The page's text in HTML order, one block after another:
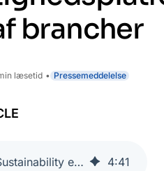
brancher
læsetid Pressemeddelelse
SimaPro og PRé Sustainability er nu en del af One Click LCA og skaber verdens største bæredygtighedsplatform på tværs af brancher 4:41